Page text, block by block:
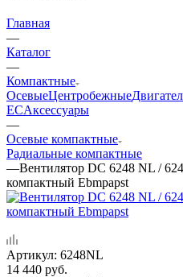
Главная
—
Каталог
—
Компактные
ОсевыеЦентробежные
ECАксессуары
—
Осевые компактные
Радиальные компактные
—Вентилятор DC 6248 NL /
компактный Ebmpapst
Артикул: 6248NL
14 440 руб.